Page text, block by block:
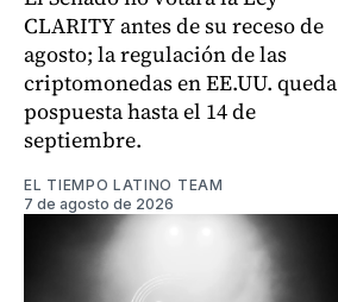
CLARITY antes de su receso de
agosto; la regulación de las
criptomonedas en EE.UU. queda
pospuesta hasta el 14 de
septiembre.
EL TIEMPO LATINO TEAM
7 de agosto de 2026